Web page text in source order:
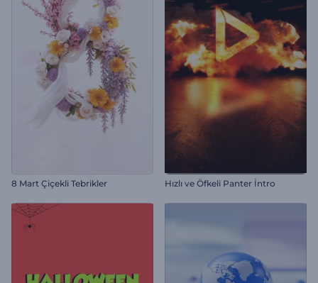
8 Mart Çiçekli Tebrikler Hızlı ve Öfkeli Panter İntro